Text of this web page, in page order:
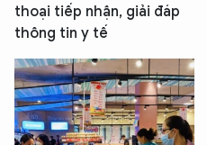
thoại tiếp nhận, giải đáp
thông tin y tế